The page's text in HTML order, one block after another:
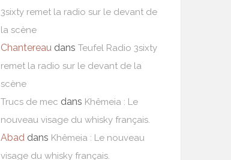
3sixty remet la radio sur le devant de
la scène
Chantereau dans Teufel Radio 3sixty
remet la radio sur le devant de la
scène
Trucs de mec dans Khêmeia : Le
nouveau visage du whisky français.
Abad dans Khêmeia : Le nouveau
visage du whisky français.